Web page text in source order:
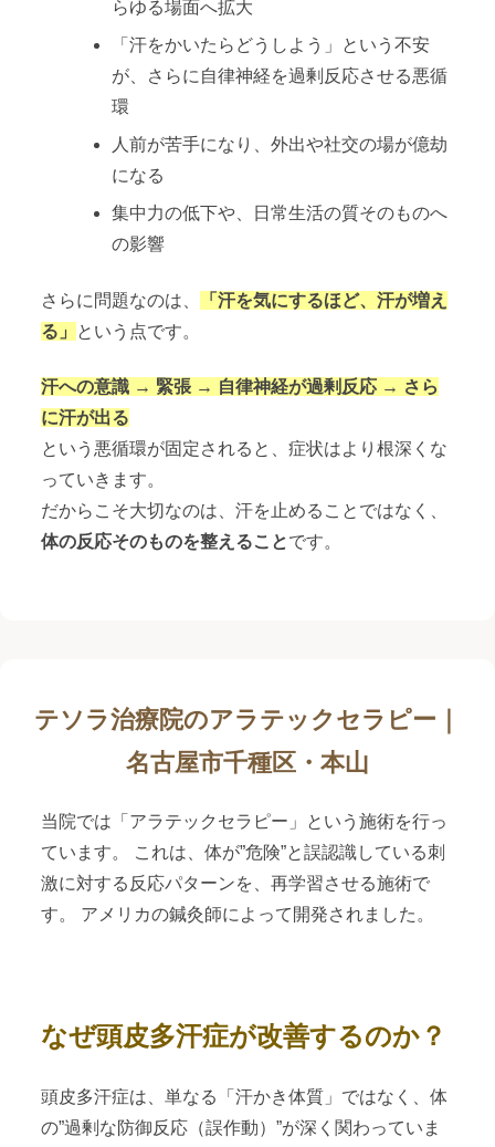
らゆる場面へ拡大
「汗をかいたらどうしよう」という不安
が、さらに自律神経を過剰反応させる悪循
環
人前が苦手になり、外出や社交の場が億劫
になる
集中力の低下や、日常生活の質そのものへ
の影響
さらに問題なのは、
「汗を気にするほど、汗が増え
る」 という点です。
汗への意識 → 緊張 → 自律神経が過剰反応 → さら
に汗が出る
という悪循環が固定されると、症状はより根深くな
っていきます。
だからこそ大切なのは、汗を止めることではなく、
体の反応そのものを整えることです。
テソラ治療院のアラテックセラピー｜
名古屋市千種区・本山
当院では「アラテックセラピー」という施術を行っ
ています。 これは、体が”危険”と誤認識している刺
激に対する反応パターンを、再学習させる施術で
す。 アメリカの鍼灸師によって開発されました。
なぜ頭皮多汗症が改善するのか？
頭皮多汗症は、単なる「汗かき体質」ではなく、体
の”過剰な防御反応（誤作動）”が深く関わっていま